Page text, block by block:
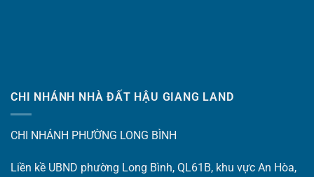
CHI NHÁNH NHÀ ĐẤT HẬU GIANG LAND
CHI NHÁNH PHƯỜNG LONG BÌNH
Liền kề UBND phường Long Bình, QL61B, khu vực An Hòa,